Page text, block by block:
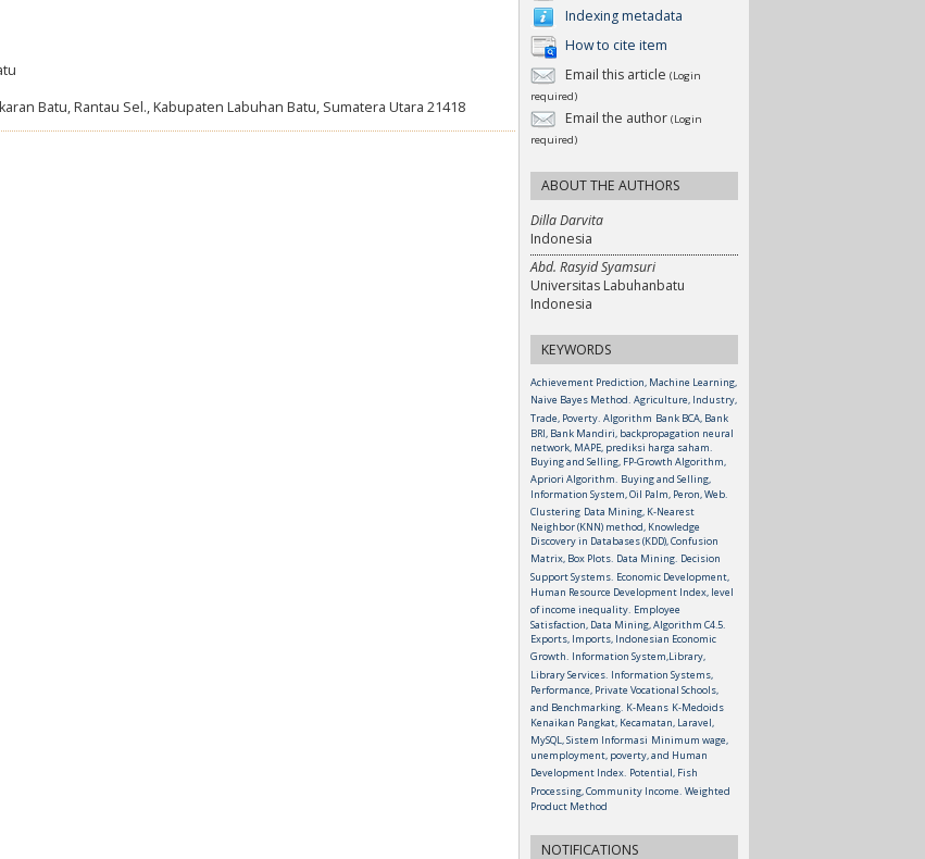
Indexing metadata
How to cite item
Email this article (Login
required)
Email the author (Login
required)
ABOUT THE AUTHORS
Dilla Darvita
Indonesia
Abd. Rasyid Syamsuri
Universitas Labuhanbatu
Indonesia
KEYWORDS
Achievement Prediction, Machine Learning,
Naive Bayes Method. Agriculture, Industry,
Trade, Poverty. Algorithm Bank BCA, Bank
BRI, Bank Mandiri, backpropagation neural
network, MAPE, prediksi harga saham.
Buying and Selling, FP-Growth Algorithm,
Apriori Algorithm. Buying and Selling,
Information System, Oil Palm, Peron, Web.
Clustering Data Mining, K-Nearest
Neighbor (KNN) method, Knowledge
Discovery in Databases (KDD), Confusion
Matrix, Box Plots. Data Mining. Decision
Support Systems. Economic Development,
Human Resource Development Index, level
of income inequality. Employee
Satisfaction, Data Mining, Algorithm C4.5.
Exports, Imports, Indonesian Economic
Growth. Information System,Library,
Library Services. Information Systems,
Performance, Private Vocational Schools,
and Benchmarking. K-Means K-Medoids
Kenaikan Pangkat, Kecamatan, Laravel,
MySQL, Sistem Informasi Minimum wage,
unemployment, poverty, and Human
Development Index. Potential, Fish
Processing, Community Income. Weighted
Product Method
NOTIFICATIONS
Batu, Rantau Sel., Kabupaten Labuhan Batu, Sumatera Utara 21418